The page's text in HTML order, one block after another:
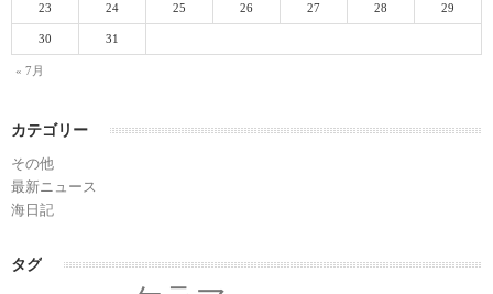
« 7月
23 24 25 26 27 28 29
30 31
カテゴリー
その他
最新ニュース
海日記
タグ